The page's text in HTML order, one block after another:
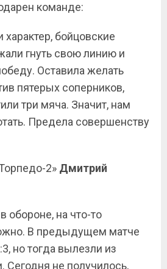
команде:
бойцовские
гнуть свою линию и
Оставила желать
пятерых соперников,
три мяча. Значит, нам
Предела совершенству
2» Дмитрий
обороне, на что-то
В предыдущем матче
но тогда вылезли из
Сегодня не получилось,